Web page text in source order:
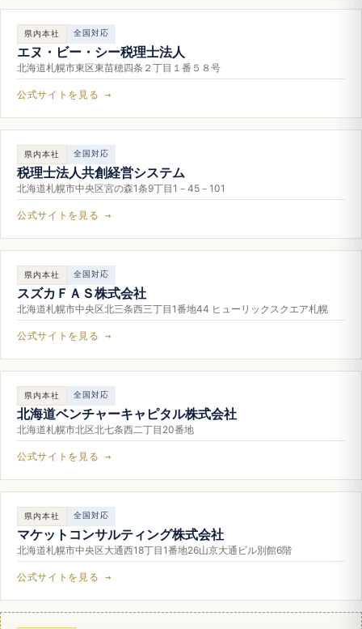
県内本社 全国対応
エヌ・ビー・シー税理士法人
北海道札幌市東区東苗穂四条２丁目１番５８号
公式サイトを見る →
県内本社 全国対応
税理士法人共創経営システム
北海道札幌市中央区宮の森1条9丁目1－45－101
公式サイトを見る →
県内本社 全国対応
スズカＦＡＳ株式会社
北海道札幌市中央区北三条西三丁目1番地44 ヒューリックスクエア札幌
公式サイトを見る →
県内本社 全国対応
北海道ベンチャーキャピタル株式会社
北海道札幌市北区北七条西二丁目20番地
公式サイトを見る →
県内本社 全国対応
マケットコンサルティング株式会社
北海道札幌市中央区大通西18丁目1番地26山京大通ビル別館6階
公式サイトを見る →